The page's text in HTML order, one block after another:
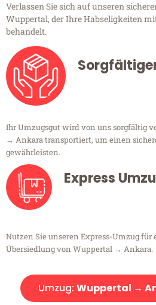
Verlassen Sie sich auf unseren
Wuppertal, der Ihre Habseligkeiten
behandelt.
Ihr Umzugsgut wird von uns sorgfältig
→ Ankara transportiert, um einen
gewährleisten.
Express
Nutzen Sie unseren Express-Umzug
Übersiedlung von Wuppertal → Ankara.
Umzug: Wuppertal →